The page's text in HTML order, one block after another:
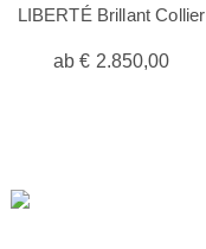
LIBERTÉ Brillant Collier
ab € 2.850,00